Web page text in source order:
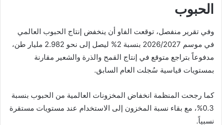
الحبوب
وفي تقرير منفصل، توقعت الفاو أن ينخفض إنتاج الحبوب العالمي
في موسم 2026/2027 بنسبة 2% ليصل إلى نحو 2.982 مليار طن،
مدفوعاً بتراجع متوقع في إنتاج القمح والذرة والشعير مقارنة
بمستويات قياسية سُجلت العام السابق.
كما رجحت المنظمة انخفاض المخزونات العالمية من الحبوب بنسبة
0.3%، مع بقاء نسبة المخزون إلى الاستخدام عند مستويات مستقرة
نسبياً.